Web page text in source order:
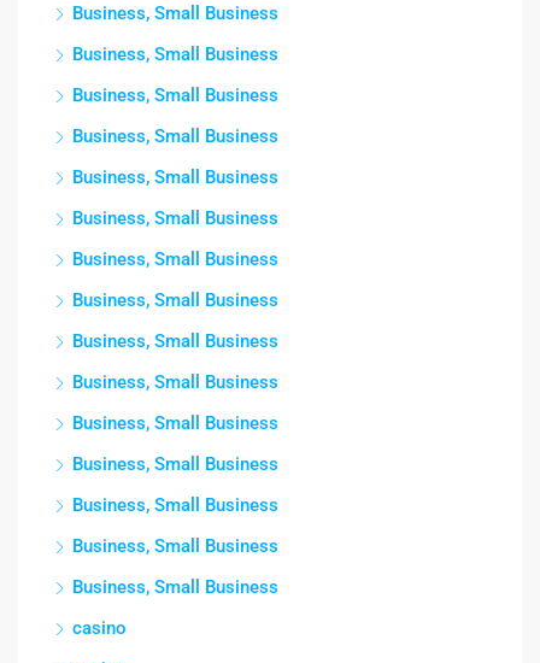
Business, Small Business
Business, Small Business
Business, Small Business
Business, Small Business
Business, Small Business
Business, Small Business
Business, Small Business
Business, Small Business
Business, Small Business
Business, Small Business
Business, Small Business
Business, Small Business
Business, Small Business
Business, Small Business
Business, Small Business
casino